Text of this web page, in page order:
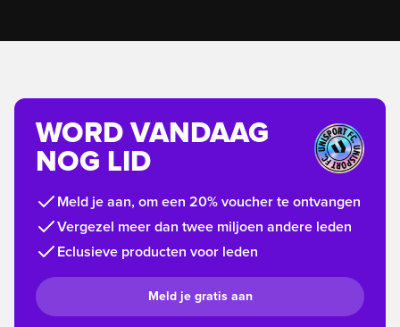
WORD VANDAAG
NOG LID
Meld je aan, om een 20% voucher te ontvangen
Vergezel meer dan twee miljoen andere leden
Eclusieve producten voor leden
Meld je gratis aan